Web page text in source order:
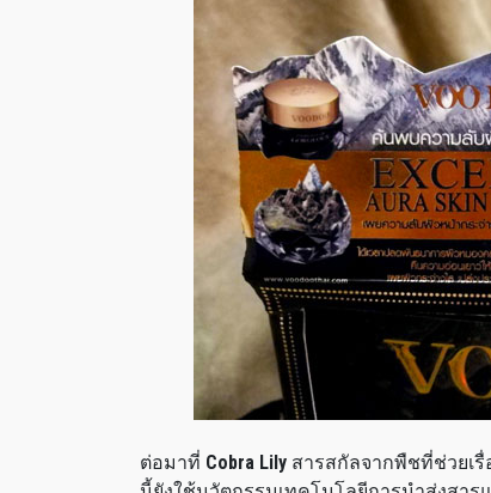
ต่อมาที่ Cobra Lily สารสกัลจากพืชที่ช่วยเรื่